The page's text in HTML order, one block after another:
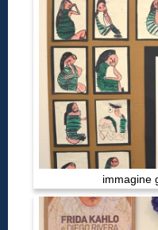
immagine